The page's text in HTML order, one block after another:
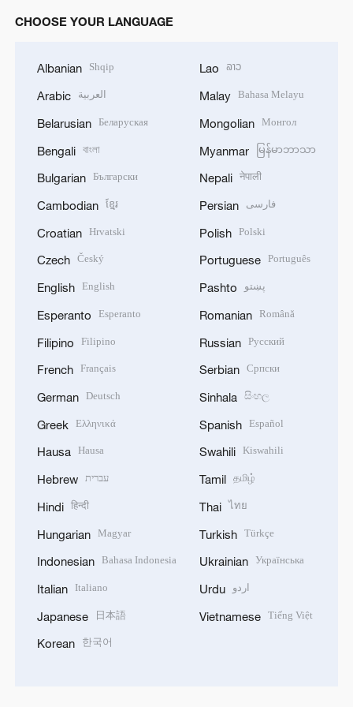
CHOOSE YOUR LANGUAGE
Albanian Shqip
Arabic العربية
Belarusian Беларуская
Bengali বাংলা
Bulgarian Български
Cambodian ខ្មែរ
Croatian Hrvatski
Czech Český
English English
Esperanto Esperanto
Filipino Filipino
French Français
German Deutsch
Greek Ελληνικά
Hausa Hausa
Hebrew עברית
Hindi हिन्दी
Hungarian Magyar
Indonesian Bahasa Indonesia
Italian Italiano
Japanese 日本語
Korean 한국어
Lao ລາວ
Malay Bahasa Melayu
Mongolian Монгол
Myanmar မြန်မာဘာသာ
Nepali नेपाली
Persian فارسی
Polish Polski
Portuguese Português
Pashto پښتو
Romanian Română
Russian Русский
Serbian Српски
Sinhala සිංහල
Spanish Español
Swahili Kiswahili
Tamil தமிழ்
Thai ไทย
Turkish Türkçe
Ukrainian Українська
Urdu اردو
Vietnamese Tiếng Việt